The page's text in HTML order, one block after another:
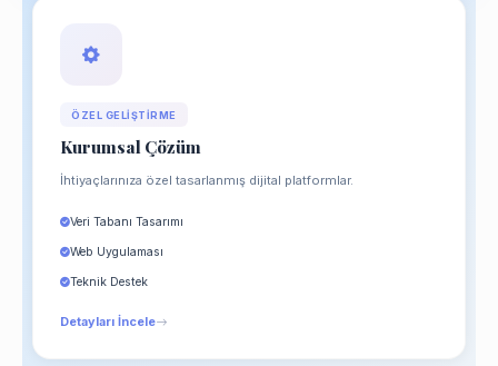
ÖZEL GELIŞTIRME
Kurumsal Çözüm
İhtiyaçlarınıza özel tasarlanmış dijital platformlar.
Veri Tabanı Tasarımı
Web Uygulaması
Teknik Destek
Detayları İncele